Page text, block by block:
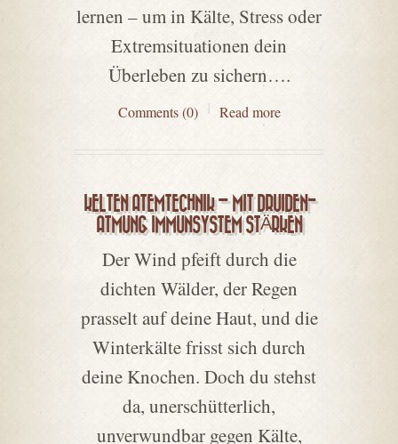
lernen – um in Kälte, Stress oder
Extremsituationen dein
Überleben zu sichern….
Comments (0) Read more
KELTEN ATEMTECHNIK – MIT DRUIDEN-
ATMUNG IMMUNSYSTEM STÄRKEN
Der Wind pfeift durch die
dichten Wälder, der Regen
prasselt auf deine Haut, und die
Winterkälte frisst sich durch
deine Knochen. Doch du stehst
da, unerschütterlich,
unverwundbar gegen Kälte,